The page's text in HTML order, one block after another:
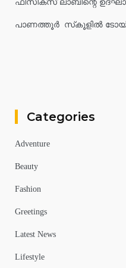
ഫിസിക്സ് ലാബിന്റെ
പാണത്തൂർ സ്‌കൂളിൽ
Categories
Adventure
Beauty
Fashion
Greetings
Latest News
Lifestyle